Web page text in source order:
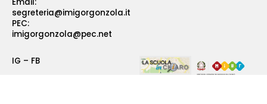
segreteria@imigorgonzola.it
PEC:
imigorgonzola@pec.net
IG – FB